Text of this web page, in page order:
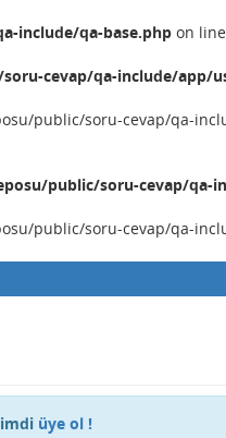
include/qa-base.php on line
cevap/qa-include/app/
public/soru-cevap/qa-
public/soru-cevap/qa-
public/soru-cevap/qa-
üye ol !